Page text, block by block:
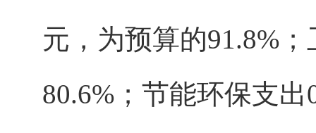
元，为预算的91.8%
80.6%；节能环保支